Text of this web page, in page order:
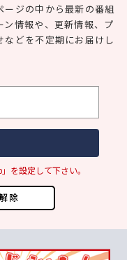
除
ージの中から最新の番組
ン情報や、更新情報、プ
などを不定期にお届けし
を設定して下さい。